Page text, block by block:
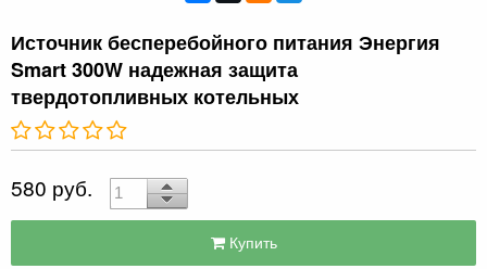
Источник бесперебойного питания Энергия
Smart 300W надежная защита
твердотопливных котельных
580 руб.
Купить